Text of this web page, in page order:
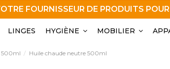
FOURNISSEUR DE PRODUITS
LINGES HYGIÈNE MOBILIER
500ml Huile chaude neutre 500ml